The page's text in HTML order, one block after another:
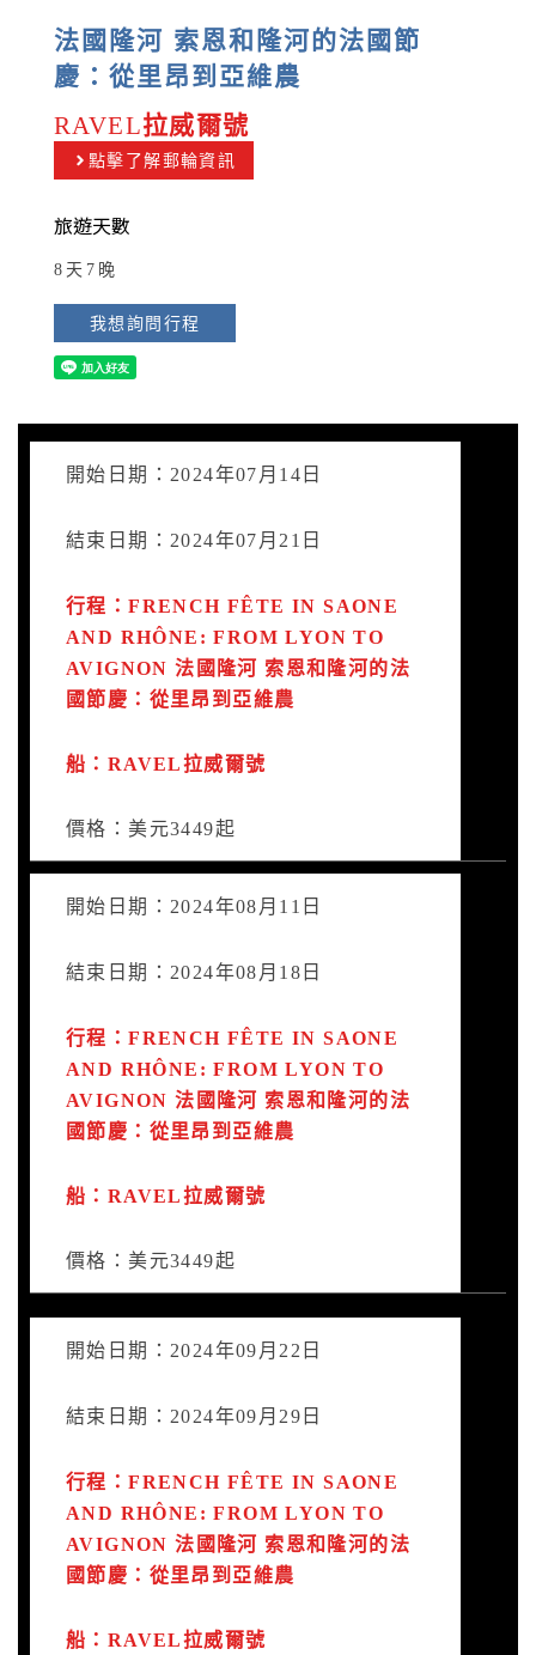
法國隆河 索恩和隆河的法國節
慶：從里昂到亞維農
RAVEL拉威爾號
點擊了解郵輪資訊
旅遊天數
8天7晚
我想詢問行程
開始日期：2024年07月14日
結束日期：2024年07月21日
行程：FRENCH FÊTE IN SAONE
AND RHÔNE: FROM LYON TO
AVIGNON 法國隆河 索恩和隆河的法
國節慶：從里昂到亞維農
船：RAVEL拉威爾號
價格：美元3449起
開始日期：2024年08月11日
結束日期：2024年08月18日
行程：FRENCH FÊTE IN SAONE
AND RHÔNE: FROM LYON TO
AVIGNON 法國隆河 索恩和隆河的法
國節慶：從里昂到亞維農
船：RAVEL拉威爾號
價格：美元3449起
開始日期：2024年09月22日
結束日期：2024年09月29日
行程：FRENCH FÊTE IN SAONE
AND RHÔNE: FROM LYON TO
AVIGNON 法國隆河 索恩和隆河的法
國節慶：從里昂到亞維農
船：RAVEL拉威爾號